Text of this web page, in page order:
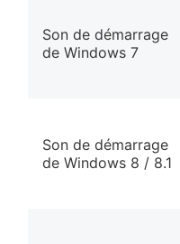
Son de démarrage
de Windows 7
Son de démarrage
de Windows 8 / 8.1